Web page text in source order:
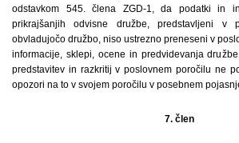
odstavkom 545. člena ZGD-1, da podatki in
prikrajšanjih odvisne družbe, predstavljeni v
obvladujočo družbo, niso ustrezno preneseni v
informacije, sklepi, ocene in predvidevanja
predstavitev in razkritij v poslovnem poročilu ne
opozori na to v svojem poročilu v posebnem
7. člen